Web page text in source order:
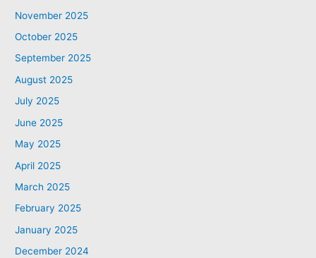
November 2025
October 2025
September 2025
August 2025
July 2025
June 2025
May 2025
April 2025
March 2025
February 2025
January 2025
December 2024